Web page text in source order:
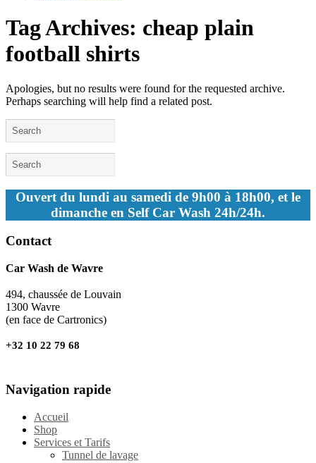
Tag Archives: cheap plain
football shirts
Apologies, but no results were found for the requested archive.
Perhaps searching will help find a related post.
Ouvert du lundi au samedi de 9h00 à 18h00, et le
dimanche en Self Car Wash 24h/24h.
Contact
Car Wash de Wavre
494, chaussée de Louvain
1300 Wavre
(en face de Cartronics)
+32 10 22 79 68
Navigation rapide
Accueil
Shop
Services et Tarifs
Tunnel de lavage